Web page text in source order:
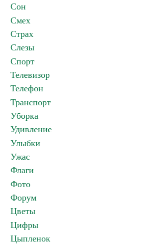
Сон
Смех
Страх
Слезы
Спорт
Телевизор
Телефон
Транспорт
Уборка
Удивление
Улыбки
Ужас
Флаги
Фото
Форум
Цветы
Цифры
Цыпленок